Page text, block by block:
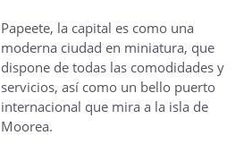
Papeete, la capital es como una
moderna ciudad en miniatura, que
dispone de todas las comodidades y
servicios, así como un bello puerto
internacional que mira a la isla de
Moorea.